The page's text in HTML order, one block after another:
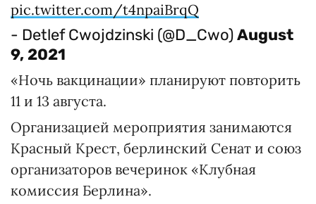
pic.twitter.com/t4npaiBrqQ
- Detlef Cwojdzinski (@D_Cwo)August
9, 2021
«Ночь вакцинации» планируют повторить
11 и 13 августа.
Организацией мероприятия занимаются
Красный Крест, берлинский Сенат и союз
организаторов вечеринок «Клубная
комиссия Берлина».